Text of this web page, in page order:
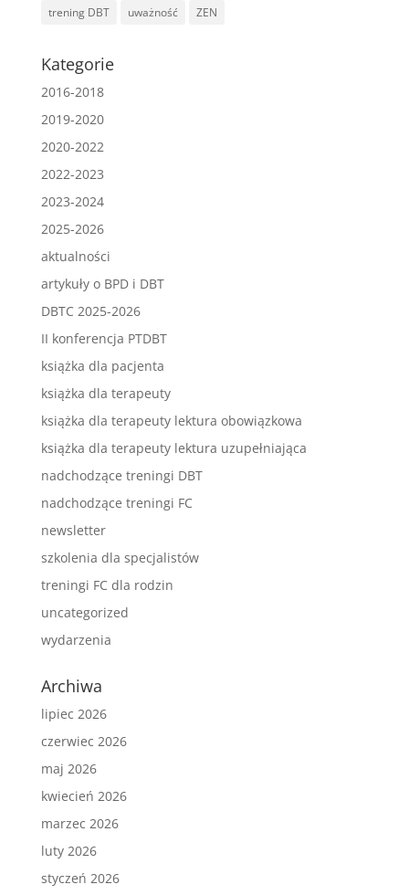
trening DBT
uważność ZEN
Kategorie
2016-2018
2019-2020
2020-2022
2022-2023
2023-2024
2025-2026
aktualności
artykuły o BPD i DBT
DBTC 2025-2026
II konferencja PTDBT
książka dla pacjenta
książka dla terapeuty
książka dla terapeuty lektura obowiązkowa
książka dla terapeuty lektura uzupełniająca
nadchodzące treningi DBT
nadchodzące treningi FC
newsletter
szkolenia dla specjalistów
treningi FC dla rodzin
uncategorized
wydarzenia
Archiwa
lipiec 2026
czerwiec 2026
maj 2026
kwiecień 2026
marzec 2026
luty 2026
styczeń 2026